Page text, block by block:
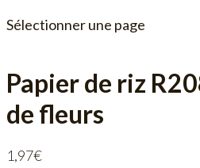
Sélectionner une page
Papier de riz
de fleurs
1,97€